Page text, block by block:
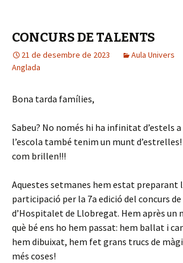
CONCURS DE TALENTS
21 de desembre de 2023 Aula Univers
Anglada
Bona tarda famílies,
Sabeu? No només hi ha infinitat d’estels
l’escola també tenim un munt d’estrelles!
com brillen!!!
Aquestes setmanes hem estat preparant
participació per la 7a edició del concurs
d’Hospitalet de Llobregat. Hem après un
què bé ens ho hem passat: hem ballat i
hem dibuixat, hem fet grans trucs de
més coses!